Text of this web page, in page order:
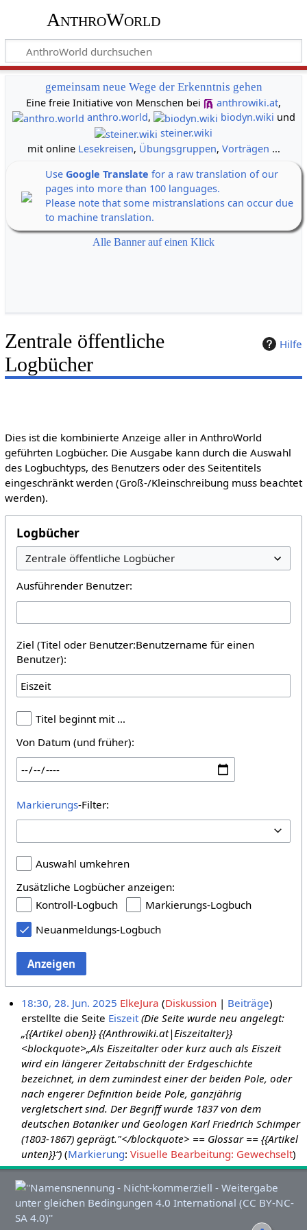
AnthroWorld
gemeinsam neue Wege der Erkenntnis gehen
Eine freie Initiative von Menschen bei
anthrowiki.at,
anthro.world, biodyn.wiki und
steiner.wiki
mit online Lesekreisen, Übungsgruppen, Vorträgen ...
Use Google Translate for a raw translation of our
pages into more than 100 languages.
Please note that some mistranslations can occur due
to machine translation.
Alle Banner auf einen Klick
Hilfe
Zentrale öffentliche
Logbücher
Dies ist die kombinierte Anzeige aller in AnthroWorld
geführten Logbücher. Die Ausgabe kann durch die Auswahl
des Logbuchtyps, des Benutzers oder des Seitentitels
eingeschränkt werden (Groß-/Kleinschreibung muss beachtet
werden).
Logbücher
Ausführender Benutzer:
Ziel (Titel oder Benutzer:Benutzername für einen
Benutzer):
Titel beginnt mit …
Von Datum (und früher):
Markierungs-Filter:
Auswahl umkehren
Zusätzliche Logbücher anzeigen:
Kontroll-Logbuch
Markierungs-Logbuch
Neuanmeldungs-Logbuch
Anzeigen
18:30, 28. Jun. 2025 ElkeJura Diskussion
Beiträge
erstellte die Seite Eiszeit (Die Seite wurde neu angelegt:
„{{Artikel oben}} {{Anthrowiki.at|Eiszeitalter}}
<blockquote>„Als Eiszeitalter oder kurz auch als Eiszeit
wird ein längerer Zeitabschnitt der Erdgeschichte
bezeichnet, in dem zumindest einer der beiden Pole, oder
nach engerer Definition beide Pole, ganzjährig
vergletschert sind. Der Begriff wurde 1837 von dem
deutschen Botaniker und Geologen Karl Friedrich Schimper
(1803-1867) geprägt."</blockquote> == Glossar == {{Artikel
unten}}“) Markierung:Visuelle Bearbeitung: Gewechselt